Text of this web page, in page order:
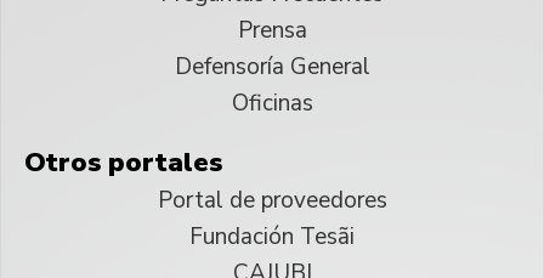
Prensa
Defensoría General
Oficinas
Otros portales
Portal de proveedores
Fundación Tesãi